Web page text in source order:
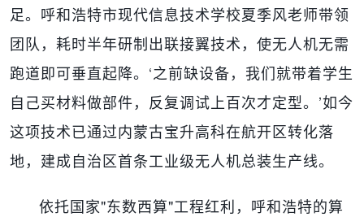
足。呼和浩特市现代信息技术学校夏季风老师带领
团队，耗时半年研制出联接翼技术，使无人机无需
跑道即可垂直起降。‘之前缺设备，我们就带着学生
自己买材料做部件，反复调试上百次才定型。’如今
这项技术已通过内蒙古宝升高科在航开区转化落
地，建成自治区首条工业级无人机总装生产线。
依托国家"东数西算"工程红利，呼和浩特的算